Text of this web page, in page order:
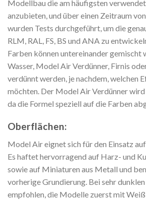
Modellbau die am häufigsten
anzubieten, und über einen Zeitraum
wurden Tests durchgeführt, um die
RLM, RAL, FS, BS und ANA zu
Farben können untereinander gemischt
Wasser, Model Air Verdünner, Firnis
verdünnt werden, je nachdem, welchen
möchten. Der Model Air Verdünner
da die Formel speziell auf die Farben
Oberflächen:
Model Air eignet sich für den Einsatz
Es haftet hervorragend auf Harz- und
sowie auf Miniaturen aus Metall und
vorherige Grundierung. Bei sehr
empfohlen, die Modelle zuerst mit